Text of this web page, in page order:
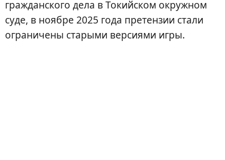
гражданского дела в Токийском окружном
суде, в ноябре 2025 года претензии стали
ограничены старыми версиями игры.